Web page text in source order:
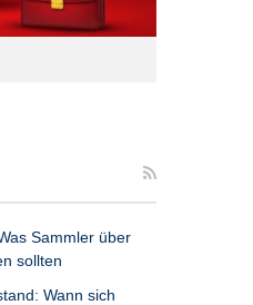
Sammler über
sollten
Wann sich